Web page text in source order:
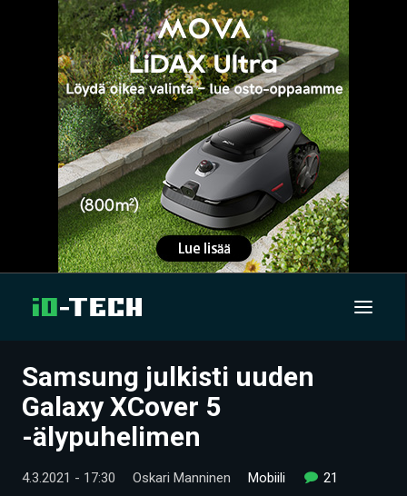
UUTISET
ARTIKKELIT
VIDEOT
Samsung julkisti uuden
Galaxy XCover 5
-älypuhelimen
4.3.2021 - 17:30 Oskari Manninen Mobiili 21